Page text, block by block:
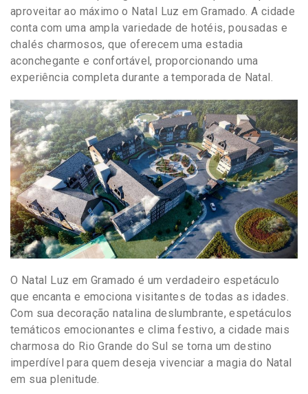
aproveitar ao máximo o Natal Luz em Gramado. A cidade
conta com uma ampla variedade de hotéis, pousadas e
chalés charmosos, que oferecem uma estadia
aconchegante e confortável, proporcionando uma
experiência completa durante a temporada de Natal.
O Natal Luz em Gramado é um verdadeiro espetáculo
que encanta e emociona visitantes de todas as idades.
Com sua decoração natalina deslumbrante, espetáculos
temáticos emocionantes e clima festivo, a cidade mais
charmosa do Rio Grande do Sul se torna um destino
imperdível para quem deseja vivenciar a magia do Natal
em sua plenitude.